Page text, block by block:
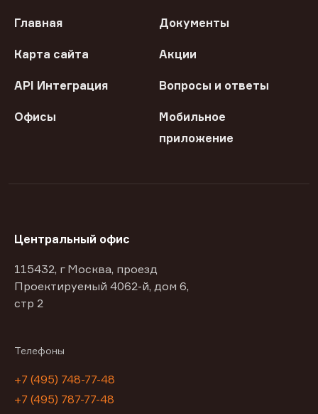
Главная Документы
Карта сайта Акции
API Интеграция Вопросы и ответы
Офисы
Мобильное
приложение
Центральный офис
115432, г Москва, проезд
Проектируемый 4062-й, дом 6,
стр 2
Телефоны
+7 (495) 748-77-48
+7 (495) 787-77-48